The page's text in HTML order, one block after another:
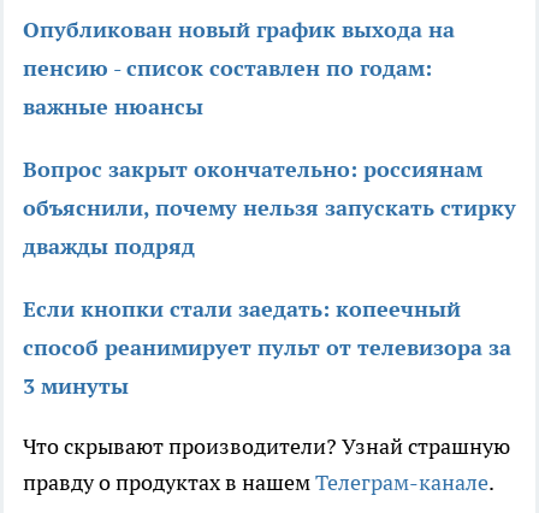
Опубликован новый график выхода на
пенсию - список составлен по годам:
важные нюансы
Вопрос закрыт окончательно: россиянам
объяснили, почему нельзя запускать стирку
дважды подряд
Если кнопки стали заедать: копеечный
способ реанимирует пульт от телевизора за
3 минуты
Что скрывают производители? Узнай страшную
правду о продуктах в нашемТелеграм-канале.